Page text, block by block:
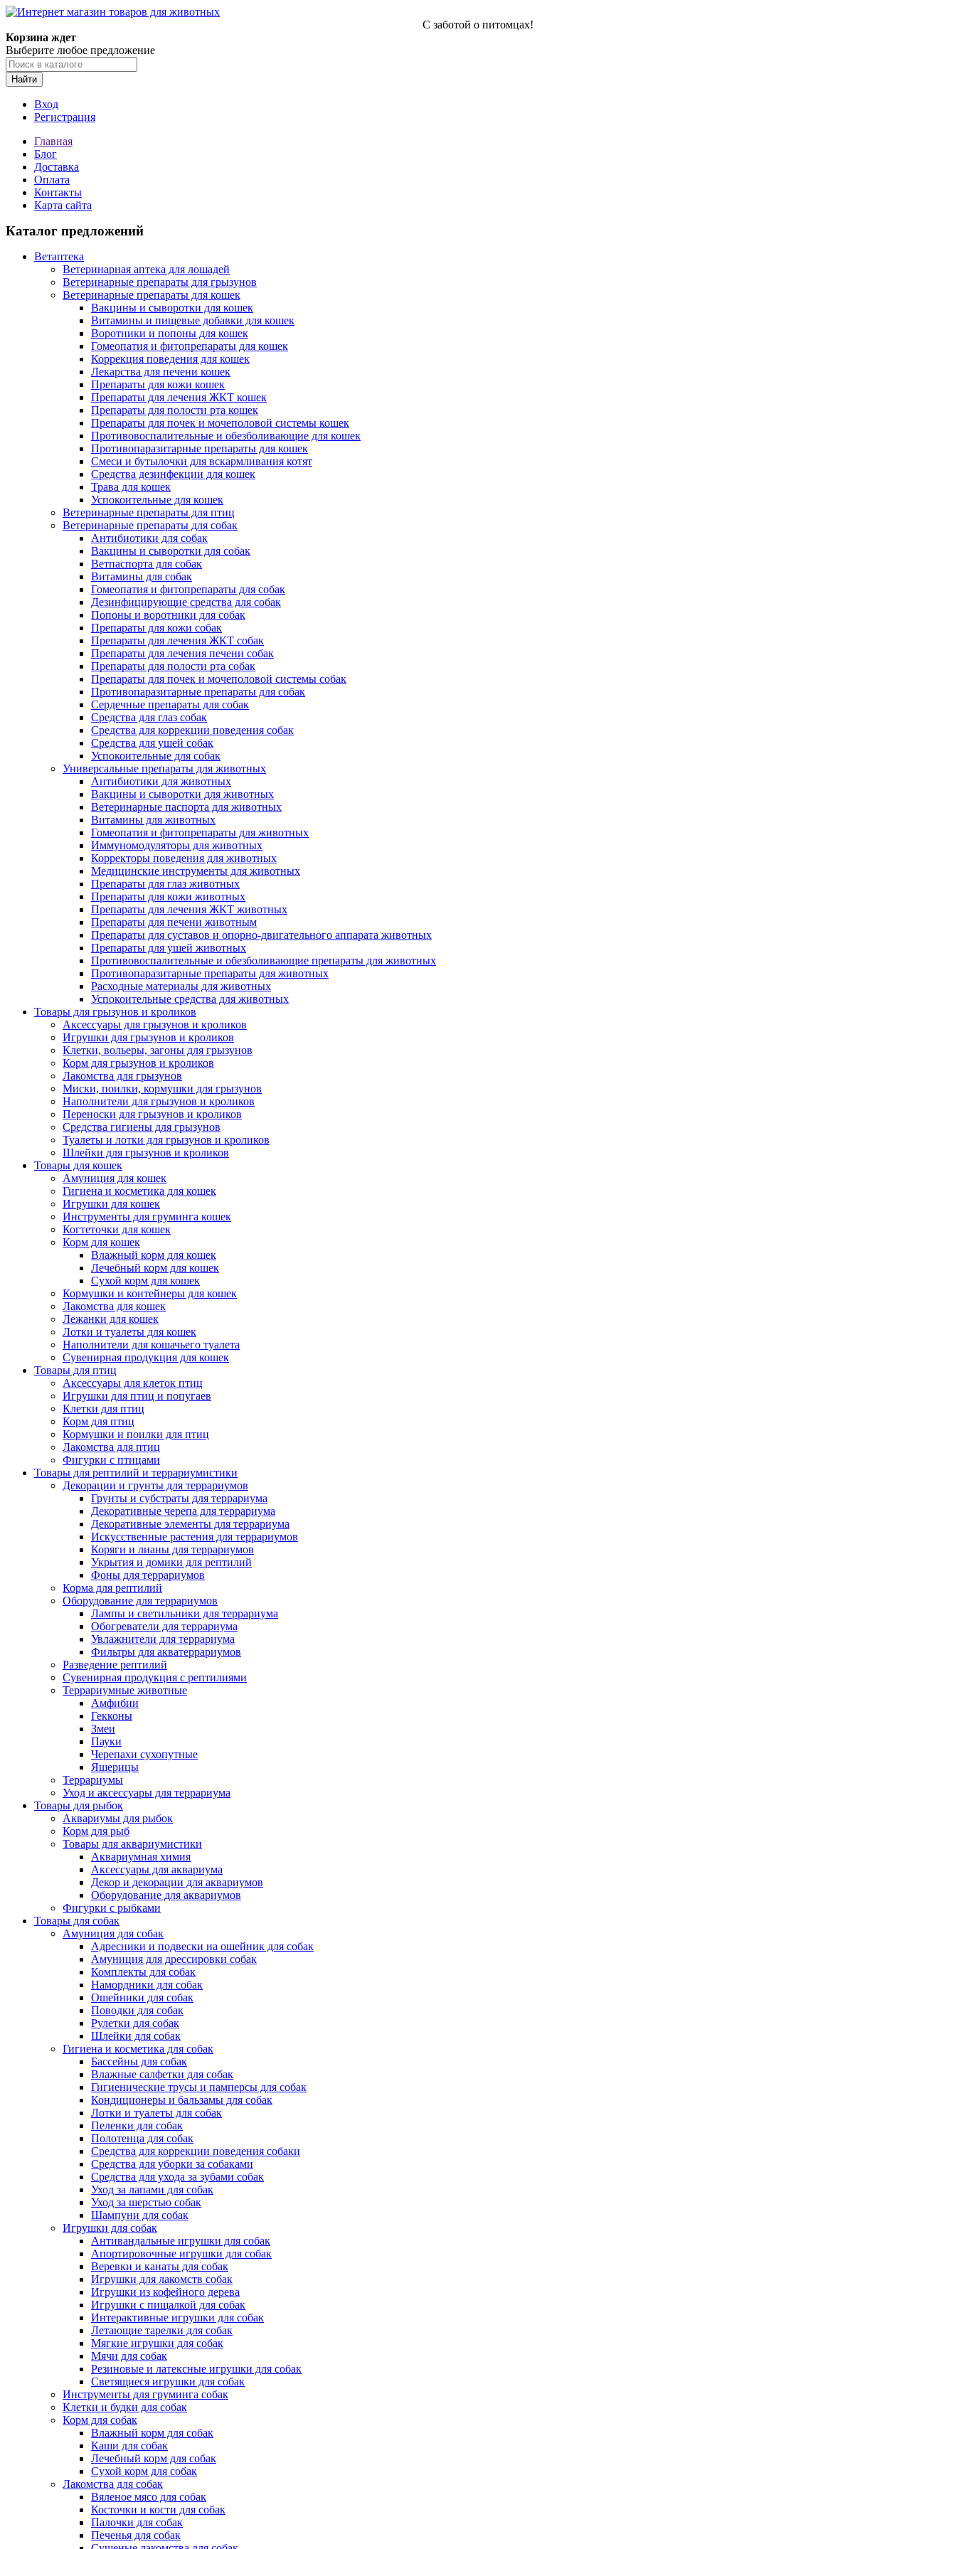
С заботой о питомцах!
Корзина ждет
Выберите любое предложение
Найти
Вход
Регистрация
Главная
Блог
Доставка
Оплата
Контакты
Карта сайта
Каталог предложений
Ветаптека
Ветеринарная аптека для лошадей
Ветеринарные препараты для грызунов
Ветеринарные препараты для кошек
Вакцины и сыворотки для кошек
Витамины и пищевые добавки для кошек
Воротники и попоны для кошек
Гомеопатия и фитопрепараты для кошек
Коррекция поведения для кошек
Лекарства для печени кошек
Препараты для кожи кошек
Препараты для лечения ЖКТ кошек
Препараты для полости рта кошек
Препараты для почек и мочеполовой системы кошек
Противовоспалительные и обезболивающие для кошек
Противопаразитарные препараты для кошек
Смеси и бутылочки для вскармливания котят
Средства дезинфекции для кошек
Трава для кошек
Успокоительные для кошек
Ветеринарные препараты для птиц
Ветеринарные препараты для собак
Антибиотики для собак
Вакцины и сыворотки для собак
Ветпаспорта для собак
Витамины для собак
Гомеопатия и фитопрепараты для собак
Дезинфицирующие средства для собак
Попоны и воротники для собак
Препараты для кожи собак
Препараты для лечения ЖКТ собак
Препараты для лечения печени собак
Препараты для полости рта собак
Препараты для почек и мочеполовой системы собак
Противопаразитарные препараты для собак
Сердечные препараты для собак
Средства для глаз собак
Средства для коррекции поведения собак
Средства для ушей собак
Успокоительные для собак
Универсальные препараты для животных
Антибиотики для животных
Вакцины и сыворотки для животных
Ветеринарные паспорта для животных
Витамины для животных
Гомеопатия и фитопрепараты для животных
Иммуномодуляторы для животных
Корректоры поведения для животных
Медицинские инструменты для животных
Препараты для глаз животных
Препараты для кожи животных
Препараты для лечения ЖКТ животных
Препараты для печени животным
Препараты для суставов и опорно-двигательного аппарата животных
Препараты для ушей животных
Противовоспалительные и обезболивающие препараты для животных
Противопаразитарные препараты для животных
Расходные материалы для животных
Успокоительные средства для животных
Товары для грызунов и кроликов
Аксессуары для грызунов и кроликов
Игрушки для грызунов и кроликов
Клетки, вольеры, загоны для грызунов
Корм для грызунов и кроликов
Лакомства для грызунов
Миски, поилки, кормушки для грызунов
Наполнители для грызунов и кроликов
Переноски для грызунов и кроликов
Средства гигиены для грызунов
Туалеты и лотки для грызунов и кроликов
Шлейки для грызунов и кроликов
Товары для кошек
Амуниция для кошек
Гигиена и косметика для кошек
Игрушки для кошек
Инструменты для груминга кошек
Когтеточки для кошек
Корм для кошек
Влажный корм для кошек
Лечебный корм для кошек
Сухой корм для кошек
Кормушки и контейнеры для кошек
Лакомства для кошек
Лежанки для кошек
Лотки и туалеты для кошек
Наполнители для кошачьего туалета
Сувенирная продукция для кошек
Товары для птиц
Аксессуары для клеток птиц
Игрушки для птиц и попугаев
Клетки для птиц
Корм для птиц
Кормушки и поилки для птиц
Лакомства для птиц
Фигурки с птицами
Товары для рептилий и террариумистики
Декорации и грунты для террариумов
Грунты и субстраты для террариума
Декоративные черепа для террариума
Декоративные элементы для террариума
Искусственные растения для террариумов
Коряги и лианы для террариумов
Укрытия и домики для рептилий
Фоны для террариумов
Корма для рептилий
Оборудование для террариумов
Лампы и светильники для террариума
Обогреватели для террариума
Увлажнители для террариума
Фильтры для акватеррариумов
Разведение рептилий
Сувенирная продукция с рептилиями
Террариумные животные
Амфибии
Гекконы
Змеи
Пауки
Черепахи сухопутные
Ящерицы
Террариумы
Уход и аксессуары для террариума
Товары для рыбок
Аквариумы для рыбок
Корм для рыб
Товары для аквариумистики
Аквариумная химия
Аксессуары для аквариума
Декор и декорации для аквариумов
Оборудование для аквариумов
Фигурки с рыбками
Товары для собак
Амуниция для собак
Адресники и подвески на ошейник для собак
Амуниция для дрессировки собак
Комплекты для собак
Намордники для собак
Ошейники для собак
Поводки для собак
Рулетки для собак
Шлейки для собак
Гигиена и косметика для собак
Бассейны для собак
Влажные салфетки для собак
Гигиенические трусы и памперсы для собак
Кондиционеры и бальзамы для собак
Лотки и туалеты для собак
Пеленки для собак
Полотенца для собак
Средства для коррекции поведения собаки
Средства для уборки за собаками
Средства для ухода за зубами собак
Уход за лапами для собак
Уход за шерстью собак
Шампуни для собак
Игрушки для собак
Антивандальные игрушки для собак
Апортировочные игрушки для собак
Веревки и канаты для собак
Игрушки для лакомств собак
Игрушки из кофейного дерева
Игрушки с пищалкой для собак
Интерактивные игрушки для собак
Летающие тарелки для собак
Мягкие игрушки для собак
Мячи для собак
Резиновые и латексные игрушки для собак
Светящиеся игрушки для собак
Инструменты для груминга собак
Клетки и будки для собак
Корм для собак
Влажный корм для собак
Каши для собак
Лечебный корм для собак
Сухой корм для собак
Лакомства для собак
Вяленое мясо для собак
Косточки и кости для собак
Палочки для собак
Печенья для собак